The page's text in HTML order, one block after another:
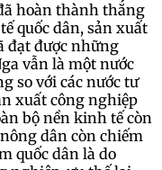
hoàn thành thắng
quốc dân, sản xuất
đạt được những
vẫn là một nước
so với các nước tư
xuất công nghiệp
bộ nền kinh tế còn
dân còn chiếm
quốc dân là do